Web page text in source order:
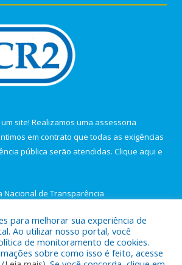
site! Realizamos uma assessoria
em contrato que todas as exigências
pública serão atendidas. Clique aqui e
Nacional de Transparência
a Câmara Municipal de Igarapé-
para melhorar sua experiência de
Ao utilizar nosso portal, você
de monitoramento de cookies.
sobre como isso é feito, acesse